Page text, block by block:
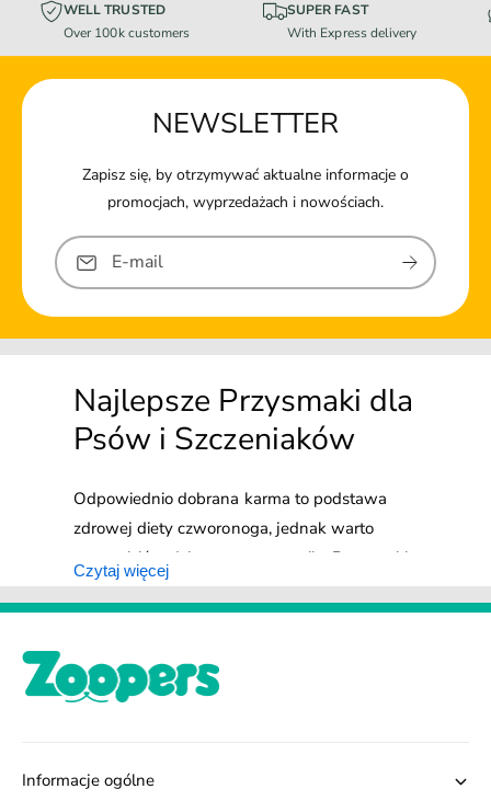
WELL TRUSTED
Over 100k customers
SUPER FAST
With Express delivery
NEWSLETTER
Zapisz się, by otrzymywać aktualne informacje o
promocjach, wyprzedażach i nowościach.
E-mail
Najlepsze Przysmaki dla
Psów i Szczeniaków
Odpowiednio dobrana karma to podstawa
zdrowej diety czworonoga, jednak warto
urozmaicić codzienne menu pupila. Przysmaki
dla psa mogą pełnić rolę nagrody podczas
szkolenia, a także być źródłem dodatkowych
dla szczeniaka, dorosłego zwierzaka lub
seniora należy zwrócić uwagę na skład tego
zdecydować się także na przekąski dla psa o
Czytaj więcej
Informacje ogólne